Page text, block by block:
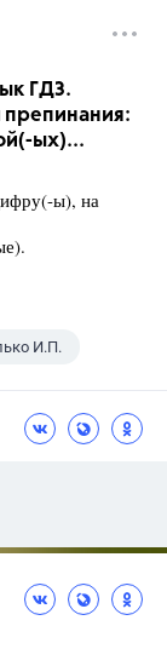
ГДЗ.
препинания:
ых)...
ы), на
И.П.